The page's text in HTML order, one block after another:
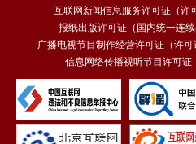
互联网新闻信息服务许可证（许
报纸出版许可证（国内统一连
广播电视节目制作经营许可证（许
信息网络传播视听节目许可证